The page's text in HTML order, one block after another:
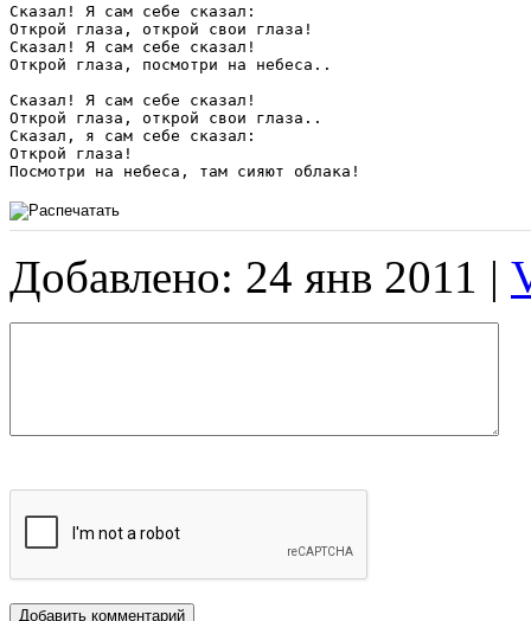
Сказал! Я сам себе сказал:
Открой глаза, открой свои глаза!
Сказал! Я сам себе сказал!
Открой глаза, посмотри на небеса..
Сказал! Я сам себе сказал!
Открой глаза, открой свои глаза..
Сказал, я сам себе сказал:
Открой глаза!
Посмотри на небеса, там сияют облака!
Добавлено: 24 янв 2011 |